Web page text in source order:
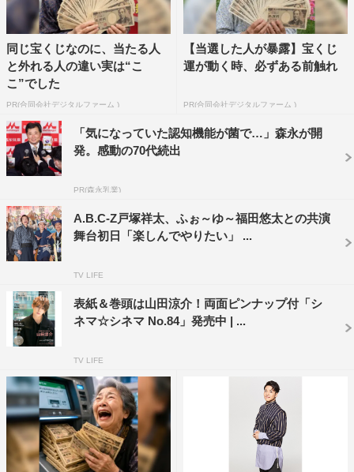
同じ宝くじなのに、当たる人
と外れる人の違い実は“こ
こ”でした
PR(合同会社デジタルファーム )
【当選した人が暴露】宝くじ
運が動く時、必ずある前触れ
PR(合同会社デジタルファーム )
「気になっていた認知機能が菌で…」森永が開
発。感動の70代続出
PR(森永乳業)
A.B.C-Z戸塚祥太、ふぉ～ゆ～福田悠太との共演
舞台初日「楽しんでやりたい」 ...
TV LIFE
表紙＆巻頭は山田涼介！両面ピンナップ付「シ
ネマ☆シネマ No.84」発売中 | ...
TV LIFE